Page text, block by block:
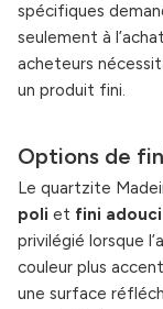
spécifiques
seulement à
acheteurs
un produit fini.
Options de
Le quartzite
poli et fini adouci
privilégié lorsque
couleur plus
une surface